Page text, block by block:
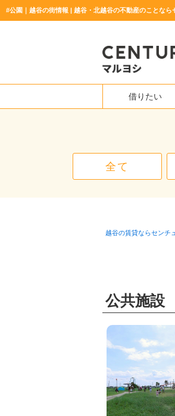
#公園｜越谷の街情報 | 越谷・北越谷の不動産のことなら
借りたい
全て
越谷の賃貸ならセンチ
公共施設